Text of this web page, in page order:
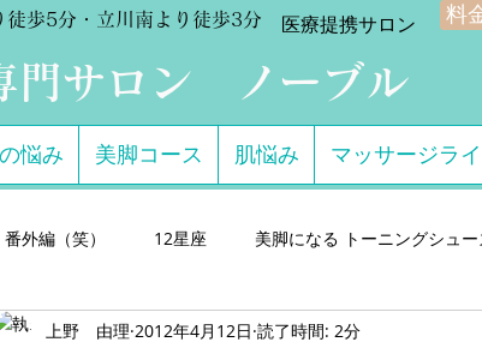
徒歩5分・立川南より徒歩3分
門サロン ノーブル
料
​医療提携サロン
悩み 美脚コース 肌悩み マッサージラ
番外編（笑） 12星座 美脚になる トーニングシュ
お客様体験談 美脚専門サロン salon de consolare サロン
上野 由理 2012年4月12日 読了時間: 2分